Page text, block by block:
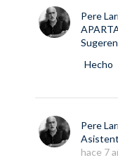
Pere
Hecho
Pere
hace 7